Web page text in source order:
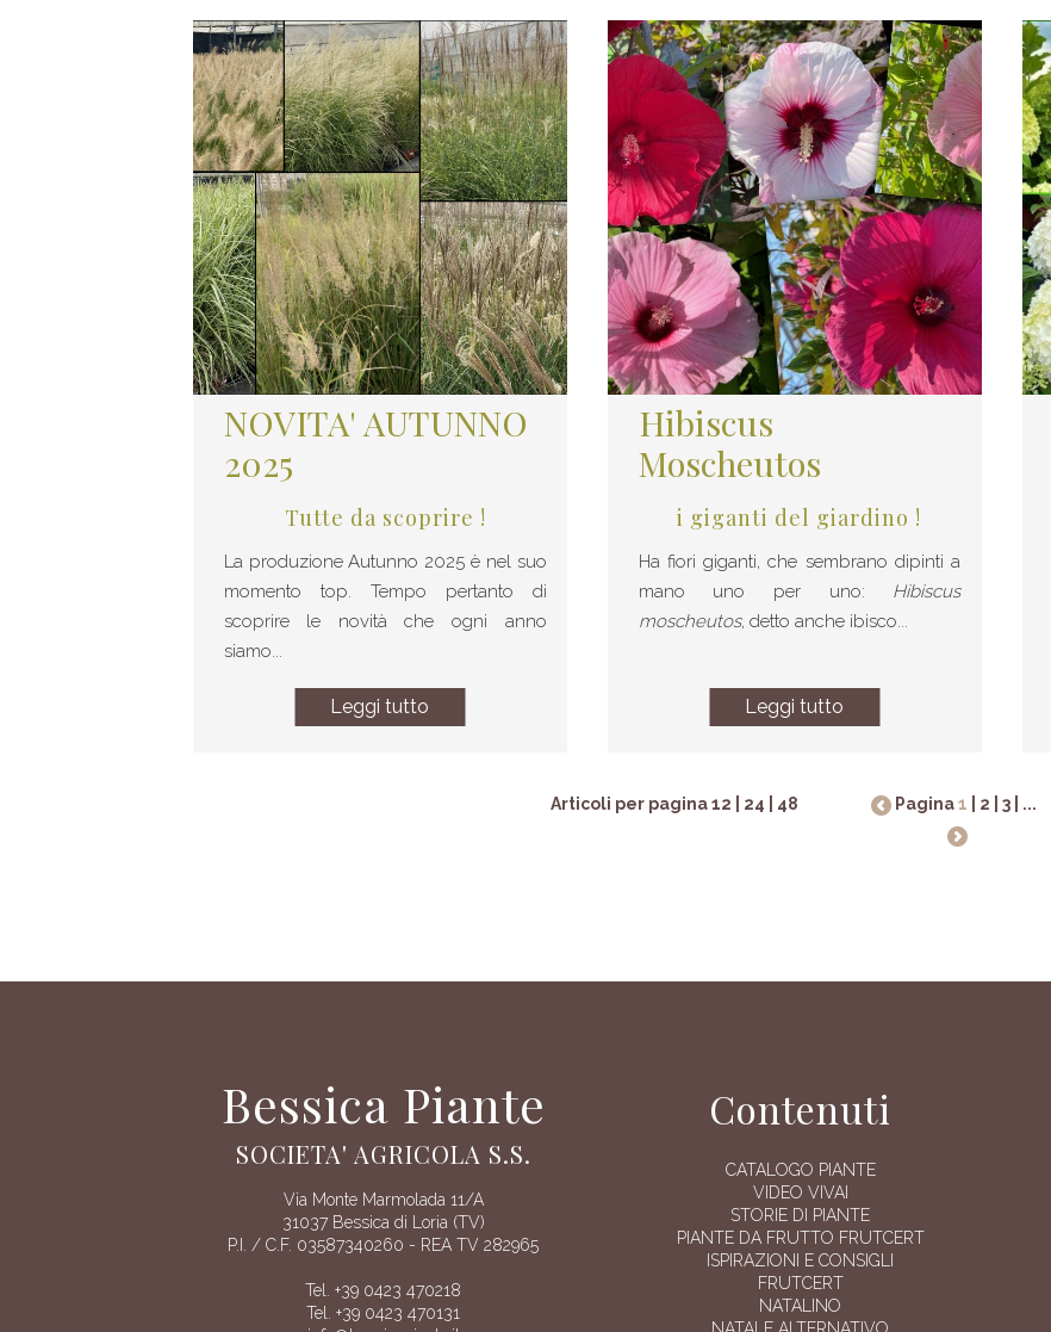
NOVITA' AUTUNNO
2025
Tutte da scoprire !
La produzione Autunno 2025 è nel suo
momento top. Tempo pertanto di
scoprire le novità che ogni anno
siamo...
Leggi tutto
Hibiscus
Moscheutos
i giganti del giardino !
Ha fiori giganti, che sembrano dipinti a
mano uno per uno: Hibiscus
moscheutos, detto anche ibisco...
Leggi tutto
Articoli per pagina12 24 48 Pagina1 2 3| ...
Bessica Piante
SOCIETA' AGRICOLA S.S.
Via Monte Marmolada 11/A
31037 Bessica di Loria (TV)
P.I. / C.F. 03587340260 - REA TV 282965
Tel. +39 0423 470218
Tel. +39 0423 470131
Contenuti
CATALOGO PIANTE
VIDEO VIVAI
STORIE DI PIANTE
PIANTE DA FRUTTO FRUTCERT
ISPIRAZIONI E CONSIGLI
FRUTCERT
NATALINO